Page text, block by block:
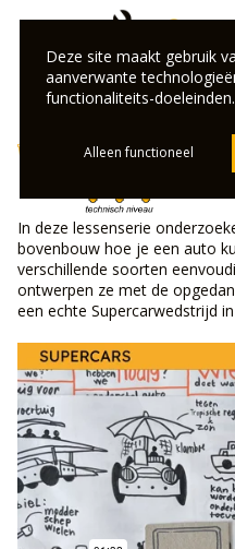
Supercars
In deze lessenserie
bovenbouw hoe je een auto
verschillende soorten
ontwerpen ze met de
een echte Supercarwedstrijd
Deze site maakt gebruik
aanverwante
functionaliteits-doeleinden.
Alleen functioneel